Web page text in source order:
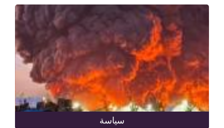
سياسة